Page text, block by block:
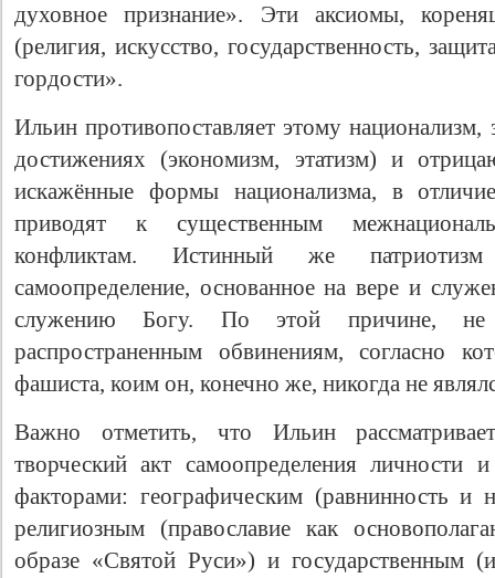
духовное признание». Эти аксиомы,
(религия, искусство, государственность,
гордости».
Ильин противопоставляет этому
достижениях (экономизм, этатизм) и
искажённые формы национализма, в
приводят к существенным
конфликтам. Истинный же
самоопределение, основанное на вере и
служению Богу. По этой причине, не
распространенным обвинениям, согласно
фашиста, коим он, конечно же, никогда не
Важно отметить, что Ильин
творческий акт самоопределения личности
факторами: географическим (равнинность и
религиозным (православие как
образе «Святой Руси») и государственным